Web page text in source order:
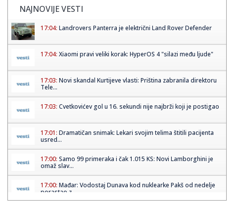
NAJNOVIJE VESTI
17:04: Landrovers Panterra je električni Land Rover Defender
17:04: Xiaomi pravi veliki korak: HyperOS 4 "silazi među ljude"
17:03: Novi skandal Kurtijeve vlasti: Priština zabranila direktoru
Tele...
17:03: Cvetkovićev gol u 16. sekundi nije najbrži koji je postigao
17:01: Dramatičan snimak: Lekari svojim telima štitili pacijenta
usred...
17:00: Samo 99 primeraka i čak 1.015 KS: Novi Lamborghini je
omaž slav...
17:00: Mađar: Vodostaj Dunava kod nuklearke Pakš od nedelje
porastao z...